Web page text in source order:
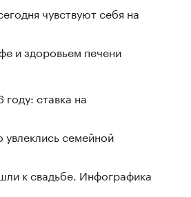
чувствуют себя на
и здоровьем печени
ставка на
семейной
к свадьбе. Инфографика